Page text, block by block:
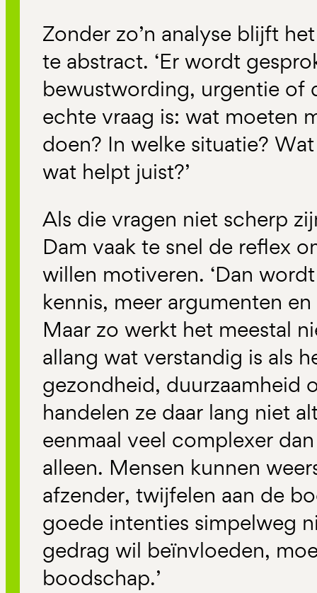
Zonder zo’n analyse blijft
te abstract. ‘Er wordt
bewustwording, urgentie of
echte vraag is: wat moeten
doen? In welke situatie?
wat helpt juist?’
Als die vragen niet scherp
Dam vaak te snel de reflex
willen motiveren. ‘Dan
kennis, meer argumenten
Maar zo werkt het meestal
allang wat verstandig is als
gezondheid, duurzaamheid
handelen ze daar lang niet
eenmaal veel complexer
alleen. Mensen kunnen
afzender, twijfelen aan de
goede intenties simpelweg
gedrag wil beïnvloeden,
boodschap.’